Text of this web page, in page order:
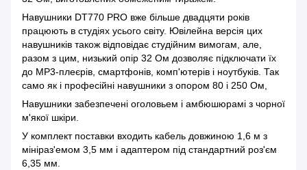
Навушники DT770 PRO вже більше двадцяти років
працюють в студіях усього світу. Ювілейна версія цих
навушників також відповідає студійним вимогам, але,
разом з цим, низький опір 32 Ом дозволяє підключати їх
до MP3-плеєрів, смартфонів, комп'ютерів і ноутбуків. Так
само як і професійні навушники з опором 80 і 250 Ом,
Навушники забезпечені оголовьем і амбюшюрамі з чорної
м'якої шкіри.
У комплект поставки входить кабель довжиною 1,6 м з
мініраз'емом 3,5 мм і адаптером під стандартний роз'єм
6,35 мм.